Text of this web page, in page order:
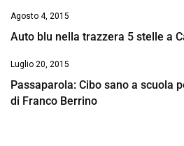
Agosto 4, 2015
Auto blu nella trazzera 5 stelle a
Luglio 20, 2015
Passaparola: Cibo sano a scuola
di Franco Berrino